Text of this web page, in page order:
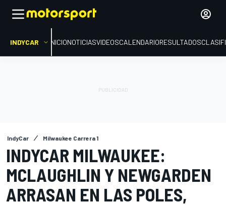
INDYCAR INICIONOTICIASVIDEOSCALENDARIORESULTADOS
IndyCar Milwaukee Carrera 1
INDYCAR MILWAUKEE:
MCLAUGHLIN Y NEWGARDEN
ARRASAN EN LAS POLES,